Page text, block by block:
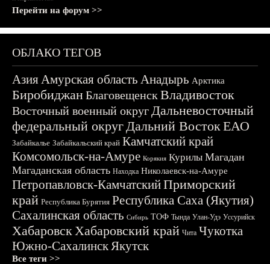
Перейти на форум >>
ОБЛАКО ТЕГОВ
АзияАмурская область Анадырь Арктика
БиробиджанБлаговещенскВладивосток
Восточный военный округДальневосточный
федеральный округДальний ВостокЕАО
Забайкалье Забайкальский край Камчатский край
Комсомольск-на-Амуре Корякия Курилы Магадан
Магаданская область Находка Николаевск-на-Амуре
Петропавловск-КамчатскийПриморский
край Республика Бурятия Республика Саха (Якутия)
Сахалинская область Сибирь ТОФ Тында Улан-Удэ Уссурийск
ХабаровскХабаровский край Чита Чукотка
Южно-СахалинскЯкутск
Все теги >>